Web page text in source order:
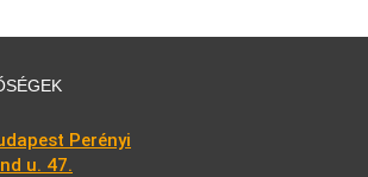
Perényi
u. 47.